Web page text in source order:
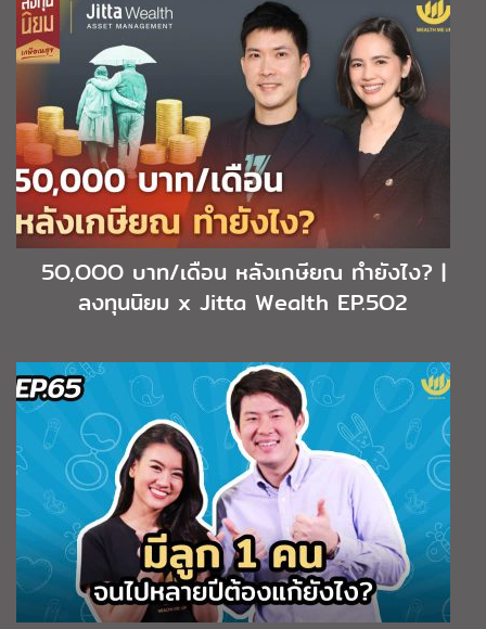
5O,OOO บาท/เดือน หลังเกษียณ ทำยังไง? |
ลงทุนนิยม x Jitta Wealth EP.5O2